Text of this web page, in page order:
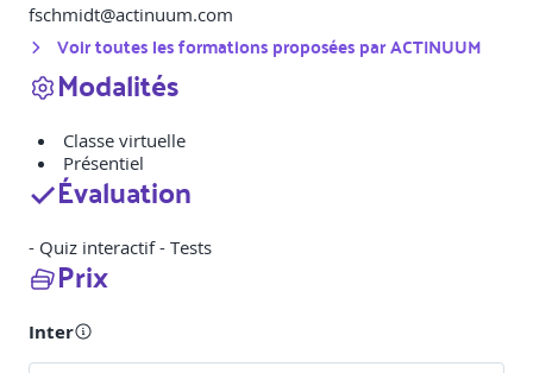
fschmidt@actinuum.com
Voir toutes les formations proposées parACTINUUM
Modalités
Classe virtuelle
Présentiel
Évaluation
- Quiz interactif - Tests
Prix
Inter